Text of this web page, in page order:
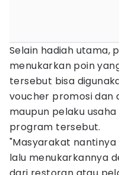
Selain hadiah utama,
menukarkan poin
tersebut bisa
voucher promosi dan
maupun pelaku
program tersebut.
"Masyarakat
lalu menukarkannya